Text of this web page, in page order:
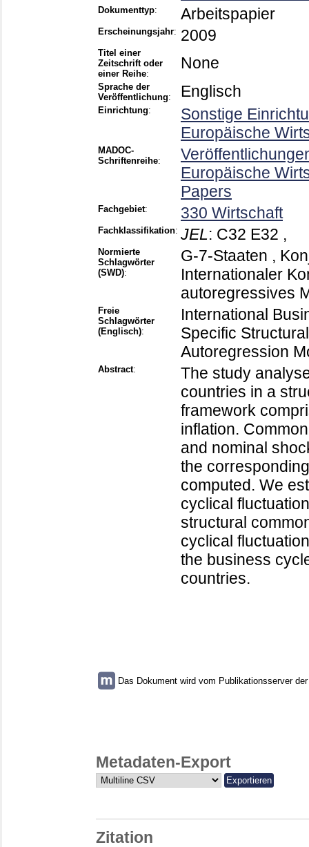
Dokumenttyp: Arbeitspapier
Erscheinungsjahr: 2009
Titel einer
Zeitschrift oder
einer Reihe:
None
Sprache der
Veröffentlichung: Englisch
Einrichtung:
Sonstige
Europäische
MADOC-
Schriftenreihe:
Europäische
Papers
Fachgebiet: 330 Wirtschaft
Fachklassifikation: JEL: C32 E32 ,
Normierte
Schlagwörter
(SWD):
G-7-Staaten ,
Internationaler
autoregressives
Freie
Schlagwörter
(Englisch):
International
Specific
Autoregression
Abstract:
The study
countries in a
framework
inflation.
and nominal
the
computed. We
cyclical
structural
cyclical
the business
countries.
Das Dokument wird vom Publikationsserver
Metadaten-Export
Zitation